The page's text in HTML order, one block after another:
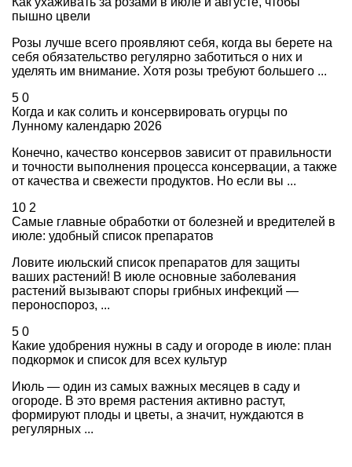
пышно цвели
Розы лучше всего проявляют себя, когда вы берете на
себя обязательство регулярно заботиться о них и
уделять им внимание. Хотя розы требуют большего ...
5 0
Когда и как солить и консервировать огурцы по
Лунному календарю 2026
Конечно, качество консервов зависит от правильности
и точности выполнения процесса консервации, а также
от качества и свежести продуктов. Но если вы ...
10 2
Самые главные обработки от болезней и вредителей в
июле: удобный список препаратов
Ловите июльский список препаратов для защиты
ваших растений! В июле основные заболевания
растений вызывают споры грибных инфекций —
пероноспороз, ...
5 0
Какие удобрения нужны в саду и огороде в июле: план
подкормок и список для всех культур
Июль — один из самых важных месяцев в саду и
огороде. В это время растения активно растут,
формируют плоды и цветы, а значит, нуждаются в
регулярных ...